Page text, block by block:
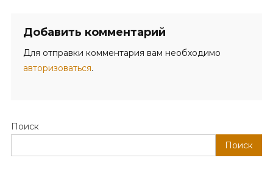
Добавить комментарий
Для отправки комментария вам необходимо
авторизоваться.
Поиск
Поиск